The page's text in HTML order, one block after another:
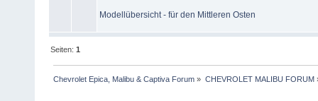
Modellübersicht - für den Mittleren Osten
Seiten:1
Chevrolet Epica, Malibu & Captiva Forum » CHEVROLET MALIBU FORUM